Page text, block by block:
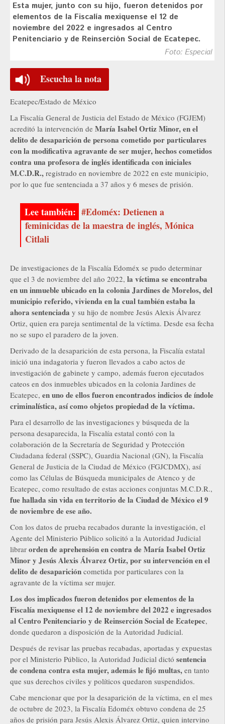
Esta mujer, junto con su hijo, fueron detenidos por
elementos de la Fiscalía mexiquense el 12 de
noviembre del 2022 e ingresados al Centro
Penitenciario y de Reinserción Social de Ecatepec.
Foto: Especial
Escucha la nota
Ecatepec/Estado de México
La Fiscalía General de Justicia del Estado de México (FGJEM)
acreditó la intervención de María Isabel Ortiz Minor, en el
delito de desaparición de persona cometido por particulares
con la modificativa agravante de ser mujer, hechos cometidos
contra una profesora de inglés identificada con iniciales
M.C.D.R., registrado en noviembre de 2022 en este municipio,
por lo que fue sentenciada a 37 años y 6 meses de prisión.
#Edoméx: Detienen a
feminicidas de la maestra de inglés, Mónica
Citlali
De investigaciones de la Fiscalía Edoméx se pudo determinar
que el 3 de noviembre del año 2022, la víctima se encontraba
en un inmueble ubicado en la colonia Jardines de Morelos, del
municipio referido, vivienda en la cual también estaba la
ahora sentenciada y su hijo de nombre Jesús Alexis Álvarez
Ortiz, quien era pareja sentimental de la víctima. Desde esa fecha
no se supo el paradero de la joven.
Derivado de la desaparición de esta persona, la Fiscalía estatal
inició una indagatoria y fueron llevados a cabo actos de
investigación de gabinete y campo, además fueron ejecutados
cateos en dos inmuebles ubicados en la colonia Jardines de
Ecatepec, en uno de ellos fueron encontrados indicios de índole
criminalística, así como objetos propiedad de la víctima.
Para el desarrollo de las investigaciones y búsqueda de la
persona desaparecida, la Fiscalía estatal contó con la
colaboración de la Secretaría de Seguridad y Protección
Ciudadana federal (SSPC), Guardia Nacional (GN), la Fiscalía
General de Justicia de la Ciudad de México (FGJCDMX), así
como las Células de Búsqueda municipales de Atenco y de
Ecatepec, como resultado de estas acciones conjuntas M.C.D.R.,
fue hallada sin vida en territorio de la Ciudad de México el 9
de noviembre de ese año.
Con los datos de prueba recabados durante la investigación, el
Agente del Ministerio Público solicitó a la Autoridad Judicial
librar orden de aprehensión en contra de María Isabel Ortiz
Minor y Jesús Alexis Álvarez Ortiz, por su intervención en el
delito de desaparición cometida por particulares con la
agravante de la víctima ser mujer.
Los dos implicados fueron detenidos por elementos de la
Fiscalía mexiquense el 12 de noviembre del 2022 e ingresados
al Centro Penitenciario y de Reinserción Social de Ecatepec,
donde quedaron a disposición de la Autoridad Judicial.
Después de revisar las pruebas recabadas, aportadas y expuestas
por el Ministerio Público, la Autoridad Judicial dictó sentencia
de condena contra esta mujer, además le fijó multas, en tanto
que sus derechos civiles y políticos quedaron suspendidos.
Cabe mencionar que por la desaparición de la víctima, en el mes
de octubre de 2023, la Fiscalía Edoméx obtuvo condena de 25
años de prisión para Jesús Alexis Álvarez Ortiz, quien intervino